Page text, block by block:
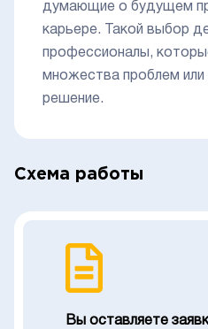
думающие о будущем
карьере. Такой выбор
профессионалы,
множества проблем или
решение.
Схема работы
Вы оставляете